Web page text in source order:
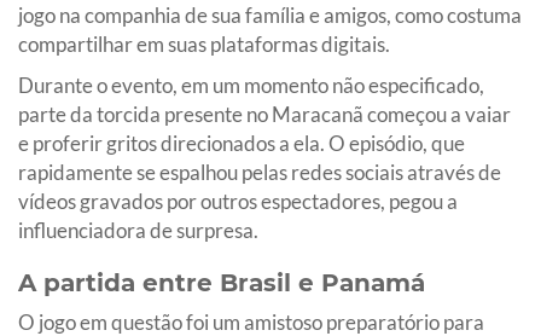
jogo na companhia de sua família e amigos, como costuma
compartilhar em suas plataformas digitais.
Durante o evento, em um momento não especificado,
parte da torcida presente no Maracanã começou a vaiar
e proferir gritos direcionados a ela. O episódio, que
rapidamente se espalhou pelas redes sociais através de
vídeos gravados por outros espectadores, pegou a
influenciadora de surpresa.
A partida entre Brasil e Panamá
O jogo em questão foi um amistoso preparatório para